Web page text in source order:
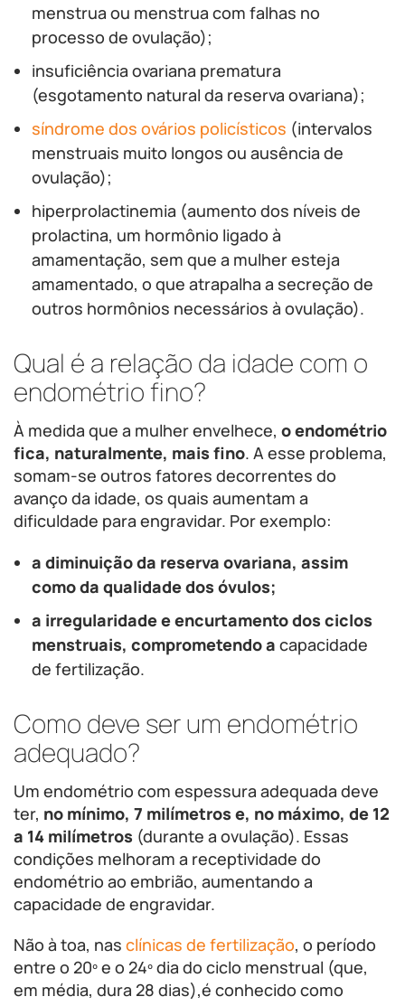
menstrua ou menstrua com falhas no
processo de ovulação);
insuficiência ovariana prematura
(esgotamento natural da reserva ovariana);
síndrome dos ovários policísticos (intervalos
menstruais muito longos ou ausência de
ovulação);
hiperprolactinemia (aumento dos níveis de
prolactina, um hormônio ligado à
amamentação, sem que a mulher esteja
amamentado, o que atrapalha a secreção de
outros hormônios necessários à ovulação).
Qual é a relação da idade com o
endométrio fino?
À medida que a mulher envelhece, o endométrio
fica, naturalmente, mais fino. A esse problema,
somam-se outros fatores decorrentes do
avanço da idade, os quais aumentam a
dificuldade para engravidar. Por exemplo:
a diminuição da reserva ovariana, assim
como da qualidade dos óvulos;
a irregularidade e encurtamento dos ciclos
menstruais, comprometendo a capacidade
de fertilização.
Como deve ser um endométrio
adequado?
Um endométrio com espessura adequada deve
ter, no mínimo, 7 milímetros e, no máximo, de 12
a 14 milímetros (durante a ovulação). Essas
condições melhoram a receptividade do
endométrio ao embrião, aumentando a
capacidade de engravidar.
Não à toa, nas clínicas de fertilização, o período
entre o 20º e o 24º dia do ciclo menstrual (que,
em média, dura 28 dias),é conhecido como